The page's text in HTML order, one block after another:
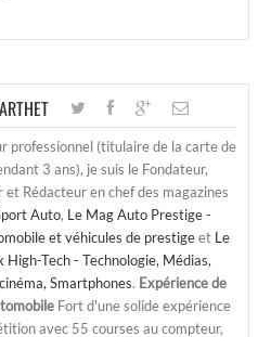
professionnel (titulaire de la carte de
3 ans), je suis le Fondateur,
et Rédacteur en chef des magazines
Auto, Le Mag Auto Prestige -
et véhicules de prestigeet Le
High-Tech - Technologie, Médias,
Smartphones. Expérience de
Fort d'une solide expérience
avec 55 courses au compteur,